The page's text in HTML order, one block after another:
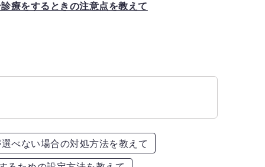
療をするときの注意点を教えて
べない場合の対処方法を教えて